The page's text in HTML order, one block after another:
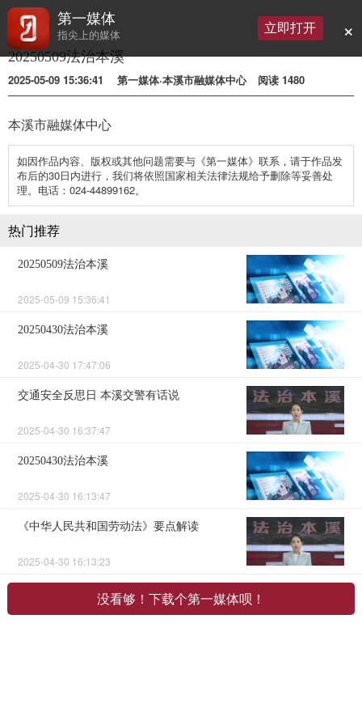
20250509法治本溪
2025-05-09 15:36:41 第一媒体·本溪市融媒体中心 阅读 1480
本溪市融媒体中心
如因作品内容、版权或其他问题需要与《第一媒体》联系，请于作品发
布后的30日内进行，我们将依照国家相关法律法规给予删除等妥善处
理。电话：024-44899162。
热门推荐
20250509法治本溪
2025-05-09 15:36:41
20250430法治本溪
2025-04-30 17:47:06
交通安全反思日 本溪交警有话说
2025-04-30 16:37:47
20250430法治本溪
2025-04-30 16:13:47
《中华人民共和国劳动法》要点解读
2025-04-30 16:13:23
没看够！下载个第一媒体呗！
第一媒体
指尖上的媒体 立即打开 ×